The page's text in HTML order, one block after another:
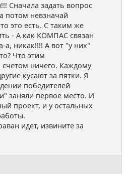
Сначала задать вопрос
потом невзначай
это есть. С таким же
- А как КОМПАС связан
а, никак!!!! А вот "у них"
Что этим
ничего. Каждому
кусают за пятки. Я
победителей
заняли первое место. И
проект, и у остальных
идет, извините за